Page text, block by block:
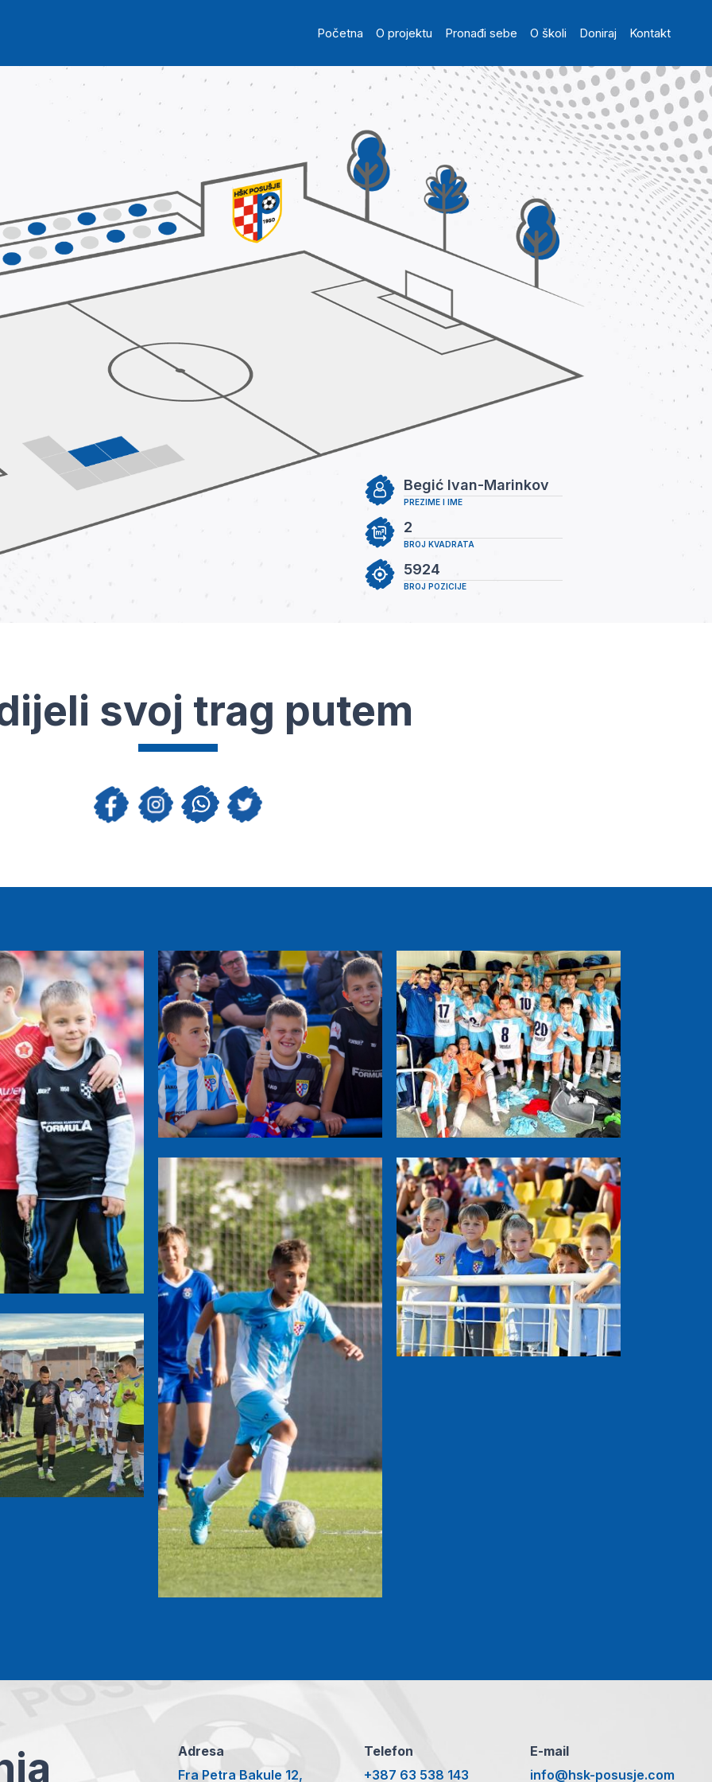
Main navigation
Početna O projektu Pronađi sebe O školi Doniraj Kontakt
PREZIME I IME
Begić Ivan-Marinkov
BROJ KVADRATA
2
BROJ POZICIJE
5924
svoj trag putem
Adresa
Fra Petra Bakule 12,
Telefon
+387 63 538 143
E-mail
info@hsk-posusje.com